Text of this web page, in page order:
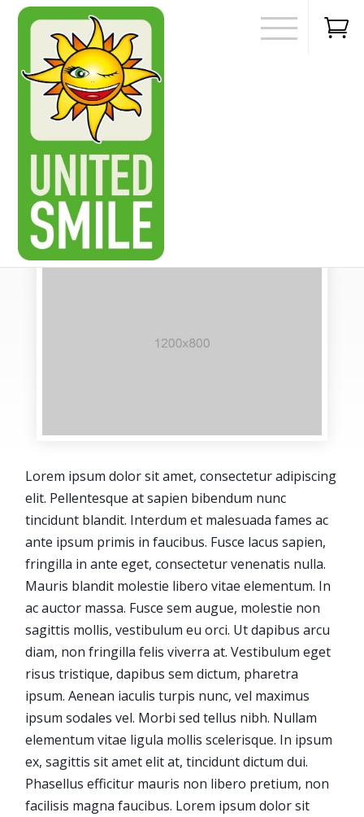

0
Curabitur et nunc placerat libero
porta pellentesque at ac massa
door| Museum Uncategorized
Lorem ipsum dolor sit amet, consectetur adipiscing
elit. Pellentesque at sapien bibendum nunc
tincidunt blandit. Interdum et malesuada fames ac
ante ipsum primis in faucibus. Fusce lacus sapien,
fringilla in ante eget, consectetur venenatis nulla.
Mauris blandit molestie libero vitae elementum. In
ac auctor massa. Fusce sem augue, molestie non
sagittis mollis, vestibulum eu orci. Ut dapibus arcu
diam, non fringilla felis viverra at. Vestibulum eget
risus tristique, dapibus sem dictum, pharetra
ipsum. Aenean iaculis turpis nunc, vel maximus
ipsum sodales vel. Morbi sed tellus nibh. Nullam
elementum vitae ligula mollis scelerisque. In ipsum
ex, sagittis sit amet elit at, tincidunt dictum dui.
Phasellus efficitur mauris non libero pretium, non
facilisis magna faucibus. Lorem ipsum dolor sit